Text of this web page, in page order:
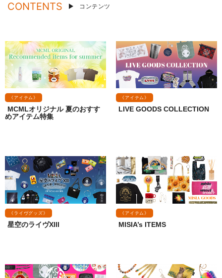
CONTENTS コンテンツ
《アイテム》
MCMLオリジナル 夏のおすす
めアイテム特集
《アイテム》
LIVE GOODS COLLECTION
《ライヴグッズ》
星空のライヴXIII
《アイテム》
MISIA’s ITEMS